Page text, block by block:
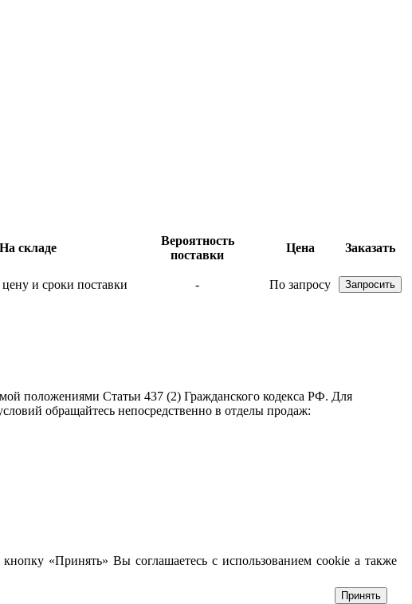
На складе
Вероятность
поставки
Цена Заказать
-
По запросу
положениями Статьи 437 (2) Гражданского кодекса РФ. Для
обращайтесь непосредственно в отделы продаж:
«Принять» Вы соглашаетесь с использованием cookie а также
Принять